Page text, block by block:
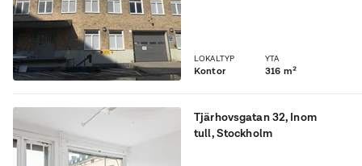
LOKALTYP
Kontor
YTA
316 m²
Tjärhovsgatan 32, Inom
tull, Stockholm